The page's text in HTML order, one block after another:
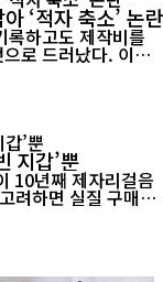
‘적자 축소’ 논란
하고도 제작비를
드러났다. 이훈
과학기술정보방송
성적표는 1,850억
로 돌리지만, 실제
다. ...
지갑’뿐
10년째 제자리걸음
려하면 실질 구매력
앙박물관과 국립
입 예산 현황’ 자
입 ...